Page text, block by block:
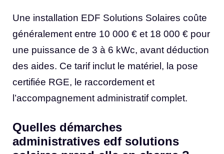
Une installation EDF Solutions Solaires coûte
généralement entre 10 000 € et 18 000 € pour
une puissance de 3 à 6 kWc, avant déduction
des aides. Ce tarif inclut le matériel, la pose
certifiée RGE, le raccordement et
l’accompagnement administratif complet.
Quelles démarches
administratives edf solutions